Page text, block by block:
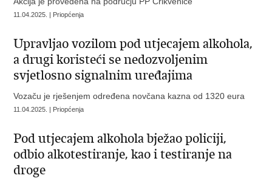
11.04.2025. | Priopćenja
Upravljao vozilom pod utjecajem alkohola,
a drugi koristeći se nedozvoljenim
svjetlosno signalnim uređajima
Vozaču je rješenjem određena novčana kazna od 1320 eura
11.04.2025. | Priopćenja
​Pod utjecajem alkohola bježao policiji,
odbio alkotestiranje, kao i testiranje na
droge